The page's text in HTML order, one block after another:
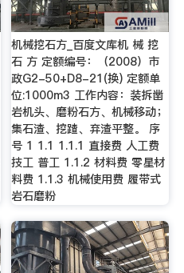
机械挖石方_百度文库机 械 挖
石 方 定额编号：（2008）市
政G2-50+D8-21(换) 定额单
位:1000m3 工作内容：装拆凿
岩机头、磨粉石方、机械移动；
集石渣、挖蹅、弃渣平整。 序
号 1 1.1 1.1.1 直接费 人工费
技工 普工 1.1.2 材料费 零星材
料费 1.1.3 机械使用费 履带式
岩石磨粉